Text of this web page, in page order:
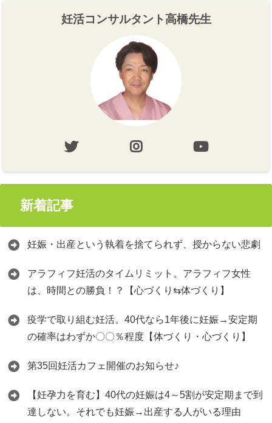
妊活コンサルタント高橋先生
新着記事
妊娠・出産という執着を捨てられず、授からない悲劇
アラフィフ妊活のタイムリミット。アラフィフ女性
は、時間との勝負！？【心づくり⇆体づくり】
疫学で取り組む妊活。40代なら1年後に妊娠→安定期
の確率はわずか〇〇％程度【体づくり・心づくり】
第35回妊活カフェ開催のお知らせ♪
【妊孕力を育む】40代の妊娠は4～5割が安定期まで到
達しない。それでも妊娠→出産する人がいる理由